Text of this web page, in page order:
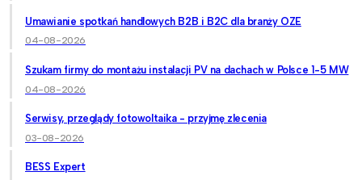
Umawianie spotkań handlowych B2B i B2C dla branży OZE
04-08-2026
Szukam firmy do montażu instalacji PV na dachach w Polsce 1-5 MW
04-08-2026
Serwisy, przeglądy fotowoltaika - przyjmę zlecenia
03-08-2026
BESS Expert